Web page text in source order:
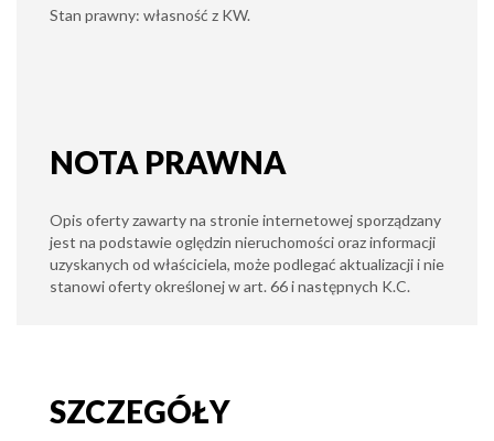
Stan prawny: własność z KW.
NOTA PRAWNA
Opis oferty zawarty na stronie internetowej sporządzany
jest na podstawie oględzin nieruchomości oraz informacji
uzyskanych od właściciela, może podlegać aktualizacji i nie
stanowi oferty określonej w art. 66 i następnych K.C.
SZCZEGÓŁY